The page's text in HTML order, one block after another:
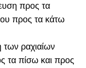
προς τα
προς τα κάτω
ραχιαίων
τα πίσω και προς